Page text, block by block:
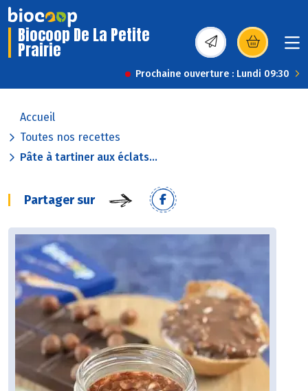
Biocoop De La Petite
Prairie (s’ouvre dans une
Prochaine ouverture : Lundi 09:30
Accueil
Toutes nos recettes
Pâte à tartiner aux éclats...
Partager sur